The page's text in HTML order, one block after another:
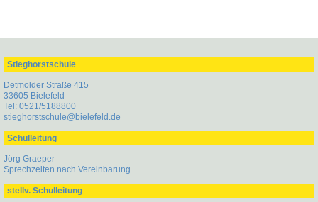
Stieghorstschule
Detmolder Straße 415
33605 Bielefeld
Tel: 0521/5188800
stieghorstschule@bielefeld.de
Schulleitung
Jörg Graeper
Sprechzeiten nach Vereinbarung
stellv. Schulleitung